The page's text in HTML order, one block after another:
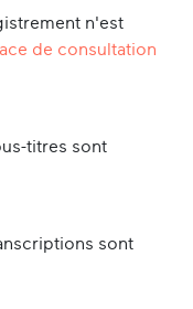
n'est
de consultation
titres sont
sont